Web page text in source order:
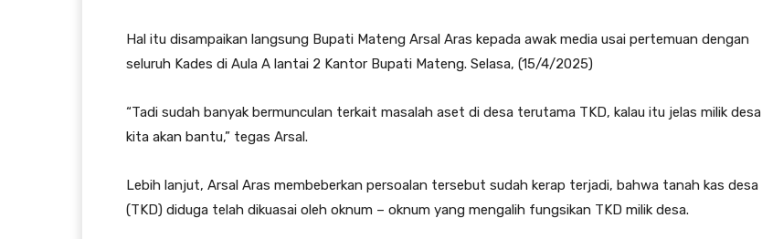
Hal itu disampaikan langsung Bupati Mateng Arsal Aras kepada awak media usai pertemuan dengan
seluruh Kades di Aula A lantai 2 Kantor Bupati Mateng. Selasa, (15/4/2025)
“Tadi sudah banyak bermunculan terkait masalah aset di desa terutama TKD, kalau itu jelas milik desa
kita akan bantu,” tegas Arsal.
Lebih lanjut, Arsal Aras membeberkan persoalan tersebut sudah kerap terjadi, bahwa tanah kas desa
(TKD) diduga telah dikuasai oleh oknum – oknum yang mengalih fungsikan TKD milik desa.